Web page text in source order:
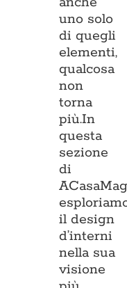
uno solo
di quegli
elementi,
qualcosa
non
torna
più.In
questa
sezione
di
il design
d’interni
nella sua
visione